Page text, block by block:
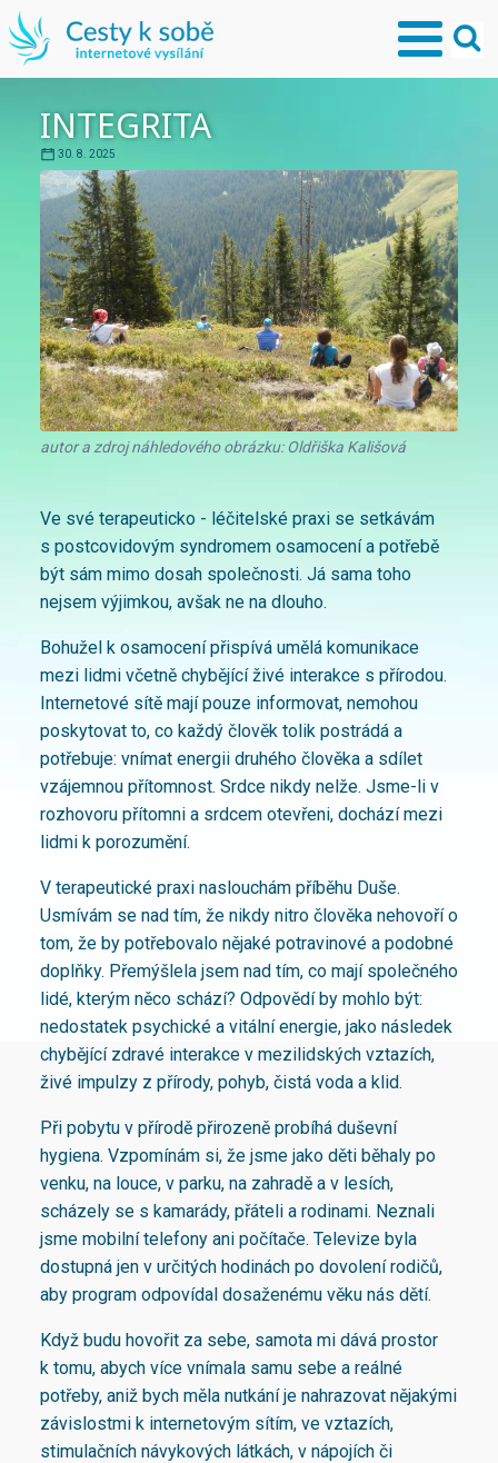
INTEGRITA
30. 8. 2025
autor a zdroj náhledového obrázku: Oldřiška Kališová
Ve své terapeuticko - léčitelské praxi se setkávám
s postcovidovým syndromem osamocení a potřebě
být sám mimo dosah společnosti. Já sama toho
nejsem výjimkou, avšak ne na dlouho.
Bohužel k osamocení přispívá umělá komunikace
mezi lidmi včetně chybějící živé interakce s přírodou.
Internetové sítě mají pouze informovat, nemohou
poskytovat to, co každý člověk tolik postrádá a
potřebuje: vnímat energii druhého člověka a sdílet
vzájemnou přítomnost. Srdce nikdy nelže. Jsme-li v
rozhovoru přítomni a srdcem otevřeni, dochází mezi
lidmi k porozumění.
V terapeutické praxi naslouchám příběhu Duše.
Usmívám se nad tím, že nikdy nitro člověka nehovoří o
tom, že by potřebovalo nějaké potravinové a podobné
doplňky. Přemýšlela jsem nad tím, co mají společného
lidé, kterým něco schází? Odpovědí by mohlo být:
nedostatek psychické a vitální energie, jako následek
chybějící zdravé interakce v mezilidských vztazích,
živé impulzy z přírody, pohyb, čistá voda a klid.
Při pobytu v přírodě přirozeně probíhá duševní
hygiena. Vzpomínám si, že jsme jako děti běhaly po
venku, na louce, v parku, na zahradě a v lesích,
scházely se s kamarády, přáteli a rodinami. Neznali
jsme mobilní telefony ani počítače. Televize byla
dostupná jen v určitých hodinách po dovolení rodičů,
aby program odpovídal dosaženému věku nás dětí.
Když budu hovořit za sebe, samota mi dává prostor
k tomu, abych více vnímala samu sebe a reálné
potřeby, aniž bych měla nutkání je nahrazovat nějakými
závislostmi k internetovým sítím, ve vztazích,
stimulačních návykových látkách, v nápojích či